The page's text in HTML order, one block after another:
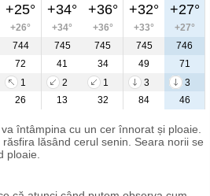
+25° +34° +36° +32° +27°
+26° +34° +36° +33°
+27°
744 745 745 745
746
72 41 34 49
71
1 2 1 3
3
26 13 32 84 46
întâmpina cu un cer înnorat și ploaie.
lăsând cerul senin. Seara norii se
ploaie.